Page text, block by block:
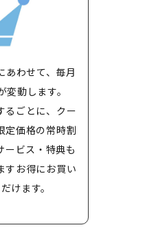
あわせて、毎月
動します。
るごとに、クー
定価格の常時割
ービス・特典も
すお得にお買い
けます。